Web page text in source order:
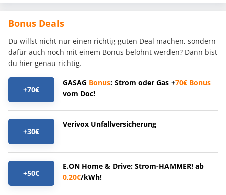
Bonus Deals
Du willst nicht nur einen richtig guten Deal machen, sondern
dafür auch noch mit einem Bonus belohnt werden? Dann bist
du hier genau richtig.
+70€
GASAG Bonus: Strom oder Gas +70€ Bonus
vom Doc!
+30€
Verivox Unfallversicherung
+50€
E.ON Home & Drive: Strom-HAMMER! ab
0,20€/kWh!